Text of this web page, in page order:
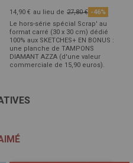
14,90 € au lieu de 27,80 € -46%
Le hors-série spécial Scrap' au
format carré (30 x 30 cm) dédié
100% aux SKETCHES+ EN BONUS :
une planche de TAMPONS
DIAMANT AZZA (d'une valeur
commerciale de 15,90 euros).